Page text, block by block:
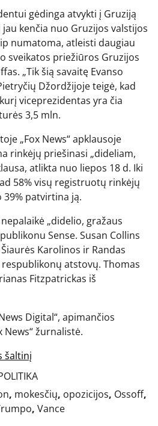
gėdinga atvykti į Gruziją
kenčia nuo Gruzijos valstijos
numatoma, atleisti daugiau
sveikatos priežiūros Gruzijos
„Tik šią savaitę Evanso
Džordžijoje teigė, kad
viceprezidentas yra čia
3,5 mln.
„Fox News“ apklausoje
rinkėjų priešinasi „dideliam,
atlikta nuo liepos 18 d. Iki
58% visų registruotų rinkėjų
patvirtina ją.
„didelio, gražaus
Sense. Susan Collins
Karolinos ir Randas
atstovų. Thomas
Fitzpatrickas iš
Digital“, apimančios
News“ žurnalistė.
šaltinį
, mokesčių, opozicijos, Ossoff,
, Vance